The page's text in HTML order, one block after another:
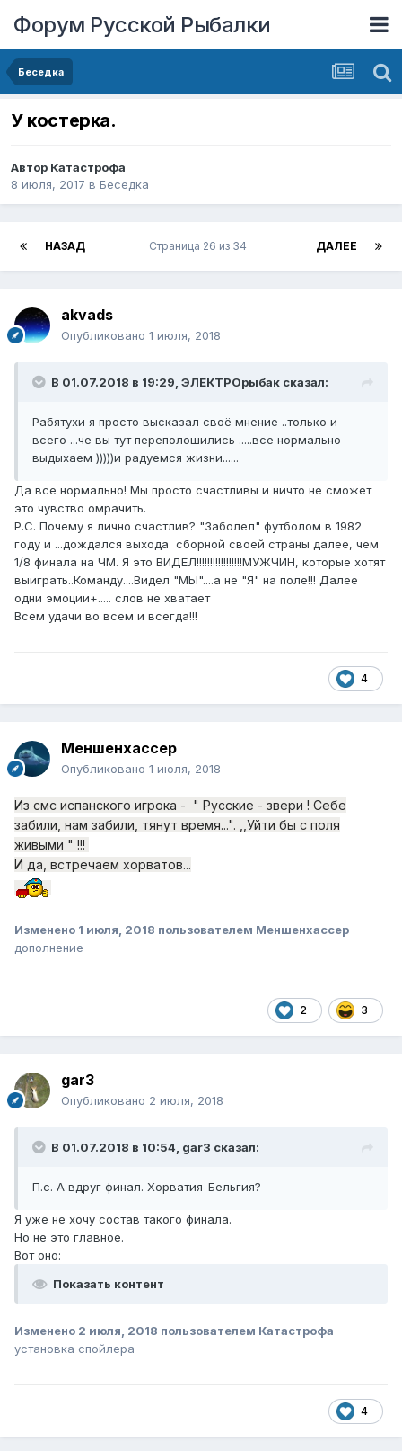
Форум Русской Рыбалки
Беседка
У костерка.
Автор Катастрофа
8 июля, 2017 в Беседка
НАЗАД ДАЛЕЕ
Страница 26 из 34
akvads
Опубликовано 1 июля, 2018
В 01.07.2018 в 19:29, ЭЛЕКТРОрыбак сказал:
Рабятухи я просто высказал своё мнение ..только и
всего ...че вы тут переполошились .....все нормально
выдыхаем )))))и радуемся жизни......
Да все нормально! Мы просто счастливы и ничто не сможет
это чувство омрачить.
Р.С. Почему я лично счастлив? "Заболел" футболом в 1982
году и ...дождался выхода сборной своей страны далее, чем
1/8 финала на ЧМ. Я это ВИДЕЛ!!!!!!!!!!!!!!!!!МУЖЧИН, которые хотят
выиграть..Команду....Видел "МЫ"....а не "Я" на поле!!! Далее
одни эмоции+..... слов не хватает
Всем удачи во всем и всегда!!!
4
Меншенхассер
Опубликовано 1 июля, 2018
Из смс испанского игрока - " Русские - звери ! Себе
забили, нам забили, тянут время...". ,,Уйти бы с поля
живыми " !!!
И да, встречаем хорватов...
Изменено 1 июля, 2018 пользователем Меншенхассер
дополнение
2 3
gar3
Опубликовано 2 июля, 2018
В 01.07.2018 в 10:54, gar3 сказал:
П.с. А вдруг финал. Хорватия-Бельгия?
Я уже не хочу состав такого финала.
Но не это главное.
Вот оно:
Показать контент
Изменено 2 июля, 2018 пользователем Катастрофа
установка спойлера
4